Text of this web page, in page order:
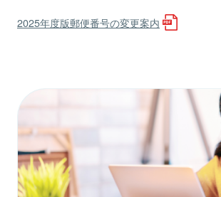
2025年度版郵便番号の変更案内